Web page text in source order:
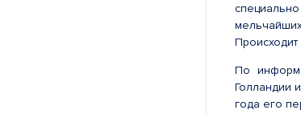
По
Голландии
года его